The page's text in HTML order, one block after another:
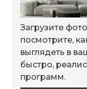
Загрузите
посмотрите,
выглядеть в
быстро,
программ.